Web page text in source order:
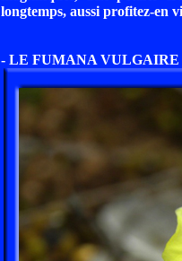
longtemps, aussi profitez-en
- LE FUMANA VULGAIRE